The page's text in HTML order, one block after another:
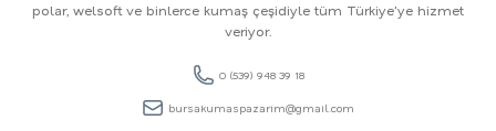
polar, welsoft ve binlerce kumaş çeşidiyle tüm Türkiye'ye hizmet
veriyor.
0 (539) 948 39 18
bursakumaspazarim@gmail.com